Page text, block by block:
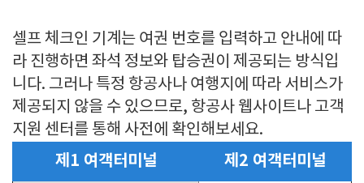
셀프 체크인 기계는 여권 번호를 입력하고 안내에 따
라 진행하면 좌석 정보와 탑승권이 제공되는 방식입
니다. 그러나 특정 항공사나 여행지에 따라 서비스가
제공되지 않을 수 있으므로, 항공사 웹사이트나 고객
지원 센터를 통해 사전에 확인해보세요.
제1 여객터미널 제2 여객터미널